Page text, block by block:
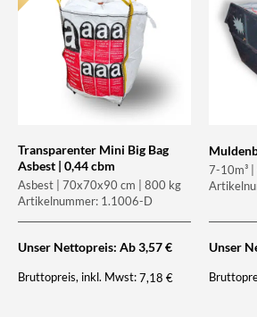
Transparenter Mini Big Bag
Asbest | 0,44 cbm
Asbest | 70x70x90 cm | 800 kg
Artikelnummer: 1.1006-D
Unser Nettopreis: Ab3,57€
Bruttopreis, inkl. Mwst:7,18€
7-10m³
Unser